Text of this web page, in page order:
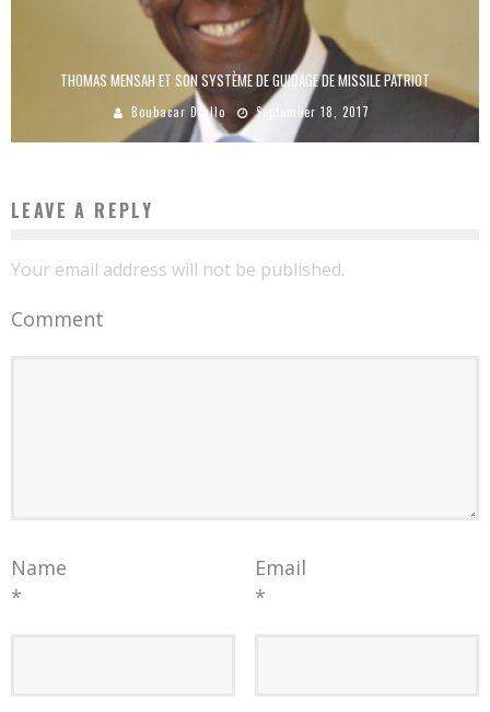
THOMAS MENSAH ET SON SYSTÈME DE GUIDAGE DE MISSILE PATRIOT
Boubacar Diallo September 18, 2017
LEAVE A REPLY
Your email address will not be published.
Comment
Name
*
Email
*